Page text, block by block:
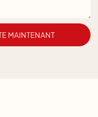
MAINTENANT